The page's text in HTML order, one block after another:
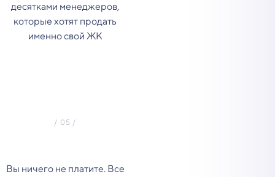
десятками менеджеров,
которые хотят продать
именно свой ЖК
Вы ничего не платите. Все